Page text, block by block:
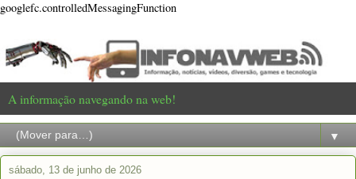
googlefc.controlledMessagingFunction
A informação navegando na web!
▼
sábado, 13 de junho de 2026